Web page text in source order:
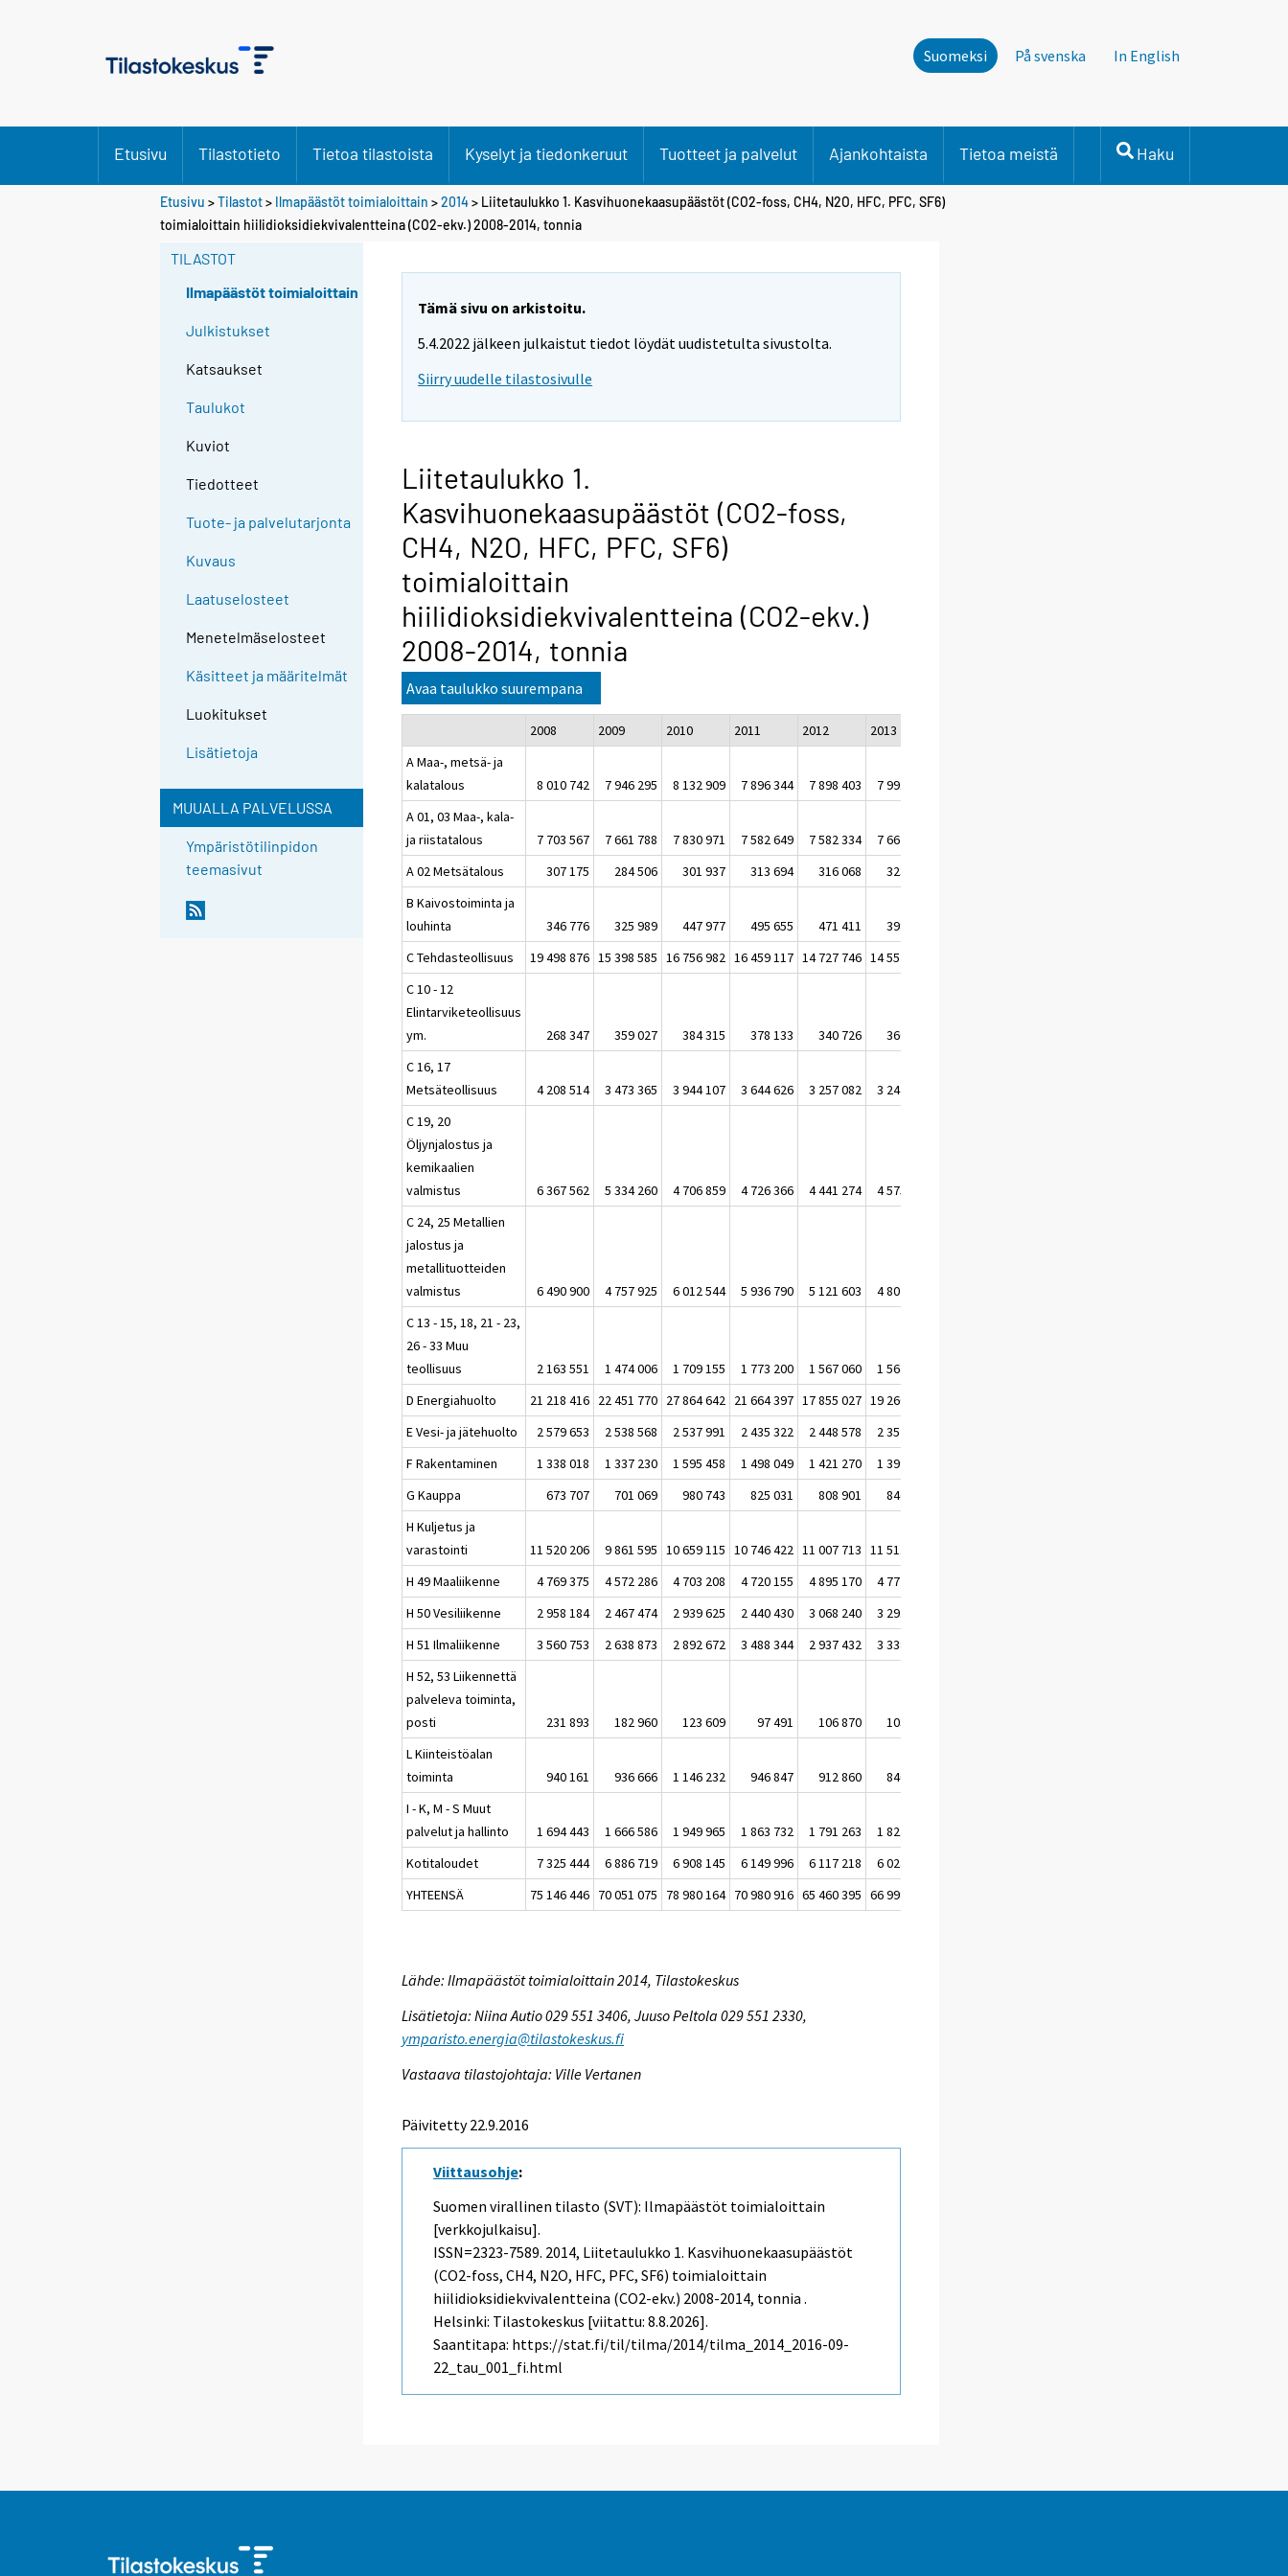
Suomeksi På svenska In English
Etusivu Tilastotieto Tietoa tilastoista Kyselyt ja tiedonkeruut Tuotteet ja palvelut Ajankohtaista Tietoa meistä Haku
Etusivu >Tilastot> Ilmapäästöt toimialoittain >2014> Liitetaulukko 1. Kasvihuonekaasupäästöt (CO2-foss, CH4, N2O, HFC, PFC, SF6)
toimialoittain hiilidioksidiekvivalentteina (CO2-ekv.) 2008-2014, tonnia
TILASTOT
Ilmapäästöt toimialoittain
Julkistukset
Katsaukset
Taulukot
Kuviot
Tiedotteet
Tuote- ja palvelutarjonta
Kuvaus
Laatuselosteet
Menetelmäselosteet
Käsitteet ja määritelmät
Luokitukset
Lisätietoja
MUUALLA PALVELUSSA
Ympäristötilinpidon
teemasivut
Tämä sivu on arkistoitu.
5.4.2022 jälkeen julkaistut tiedot löydät uudistetulta sivustolta.
Siirry uudelle tilastosivulle
Liitetaulukko 1.
Kasvihuonekaasupäästöt (CO2-foss,
CH4, N2O, HFC, PFC, SF6)
toimialoittain
hiilidioksidiekvivalentteina (CO2-ekv.)
2008-2014, tonnia
Avaa taulukko suurempana
2008 2009 2010 2011 2012 2013
A Maa-, metsä- ja
kalatalous
8 010 742 7 946 295 8 132 909 7 896 344 7 898 403 7 991 416
A 01, 03 Maa-, kala-
ja riistatalous
7 703 567 7 661 788 7 830 971 7 582 649 7 582 334 7 667 868
A 02 Metsätalous
307 175 284 506 301 937 313 694 316 068 323 548
B Kaivostoiminta ja
louhinta
346 776 325 989 447 977 495 655 471 411 398 114
C Tehdasteollisuus
19 498 876 15 398 585 16 756 982 16 459 117 14 727 746 14 552 432
C 10 - 12
Elintarviketeollisuus
ym.
268 347 359 027 384 315 378 133 340 726 360 077
C 16, 17
Metsäteollisuus
4 208 514 3 473 365 3 944 107 3 644 626 3 257 082 3 244 132
C 19, 20
Öljynjalostus ja
kemikaalien
valmistus
6 367 562 5 334 260 4 706 859 4 726 366 4 441 274 4 575 561
C 24, 25 Metallien
jalostus ja
metallituotteiden
valmistus
6 490 900 4 757 925 6 012 544 5 936 790 5 121 603 4 807 694
C 13 - 15, 18, 21 - 23,
26 - 33 Muu
teollisuus
2 163 551 1 474 006 1 709 155 1 773 200 1 567 060 1 564 965
D Energiahuolto
21 218 416 22 451 770 27 864 642 21 664 397 17 855 027 19 260 012
E Vesi- ja jätehuolto
2 579 653 2 538 568 2 537 991 2 435 322 2 448 578 2 352 490
F Rakentaminen
1 338 018 1 337 230 1 595 458 1 498 049 1 421 270 1 399 555
G Kauppa
673 707 701 069 980 743 825 031 808 901 846 497
H Kuljetus ja
varastointi
11 520 206 9 861 595 10 659 115 10 746 422 11 007 713 11 511 140
H 49 Maaliikenne
4 769 375 4 572 286 4 703 208 4 720 155 4 895 170 4 777 588
H 50 Vesiliikenne
2 958 184 2 467 474 2 939 625 2 440 430 3 068 240 3 291 652
H 51 Ilmaliikenne
3 560 753 2 638 873 2 892 672 3 488 344 2 937 432 3 338 233
H 52, 53 Liikennettä
palveleva toiminta,
posti
231 893 182 960 123 609 97 491 106 870 103 665
L Kiinteistöalan
toiminta
940 161 936 666 1 146 232 946 847 912 860 840 700
I - K, M - S Muut
palvelut ja hallinto
1 694 443 1 666 586 1 949 965 1 863 732 1 791 263 1 821 270
Kotitaloudet
7 325 444 6 886 719 6 908 145 6 149 996 6 117 218 6 024 858
YHTEENSÄ
75 146 446 70 051 075 78 980 164 70 980 916 65 460 395 66 998 489
Lähde: Ilmapäästöt toimialoittain 2014, Tilastokeskus
Lisätietoja: Niina Autio 029 551 3406, Juuso Peltola 029 551 2330,
ymparisto.energia@tilastokeskus.fi
Vastaava tilastojohtaja: Ville Vertanen
Päivitetty 22.9.2016
Viittausohje:
Suomen virallinen tilasto (SVT): Ilmapäästöt toimialoittain
[verkkojulkaisu].
ISSN=2323-7589. 2014, Liitetaulukko 1. Kasvihuonekaasupäästöt
(CO2-foss, CH4, N2O, HFC, PFC, SF6) toimialoittain
hiilidioksidiekvivalentteina (CO2-ekv.) 2008-2014, tonnia .
Helsinki: Tilastokeskus [viitattu: 8.8.2026].
Saantitapa: https://stat.fi/til/tilma/2014/tilma_2014_2016-09-
22_tau_001_fi.html